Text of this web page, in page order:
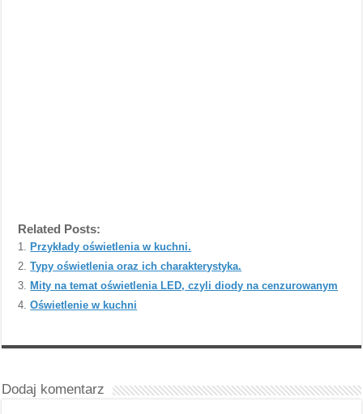
Related Posts:
Przykłady oświetlenia w kuchni.
Typy oświetlenia oraz ich charakterystyka.
Mity na temat oświetlenia LED, czyli diody na cenzurowanym
Oświetlenie w kuchni
Dodaj komentarz